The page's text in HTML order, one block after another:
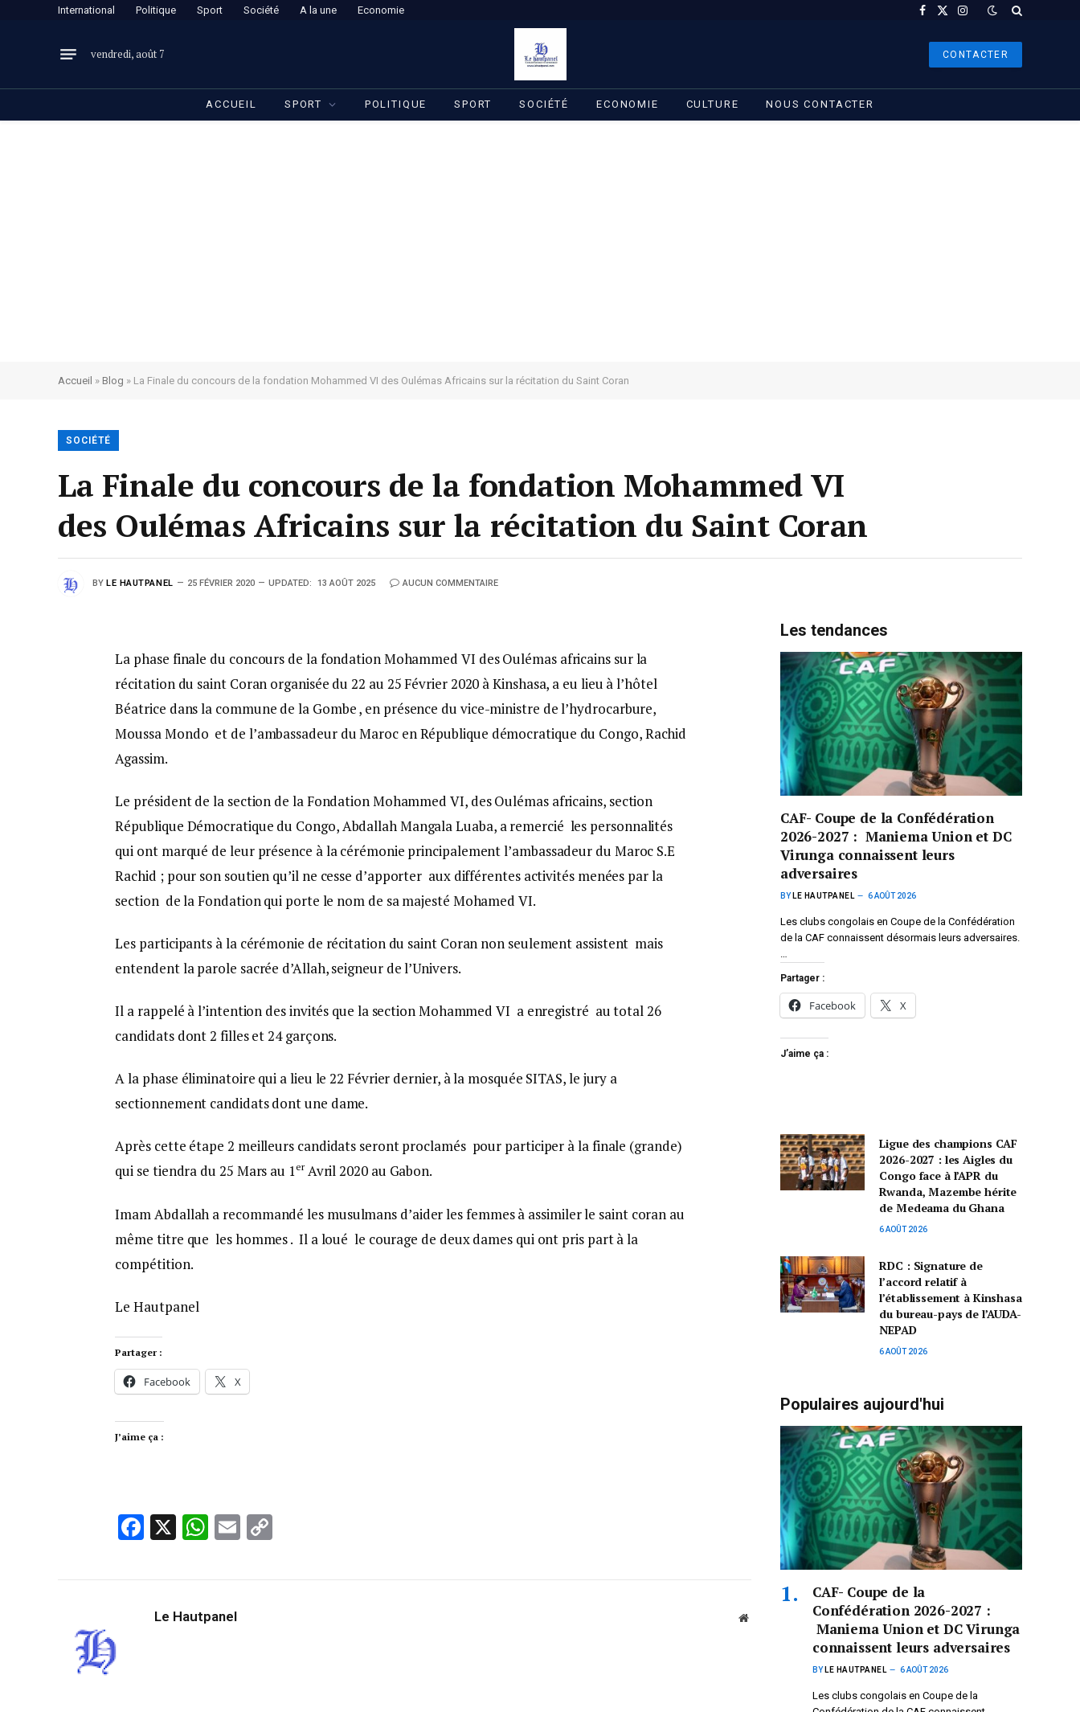
International Politique Sport Société A la une Economie Facebook
X
Instagram
vendredi, août 7 CONTACTER
ACCUEIL SPORT POLITIQUE SPORT SOCIÉTÉ ECONOMIE CULTURE NOUS CONTACTER
Accueil » Blog » La Finale du concours de la fondation Mohammed VI des Oulémas Africains sur la récitation du Saint Coran
SOCIÉTÉ
La Finale du concours de la fondation Mohammed VI
des Oulémas Africains sur la récitation du Saint Coran
BY LE HAUTPANEL 25 FÉVRIER 2020 UPDATED: 13 AOÛT 2025 AUCUN COMMENTAIRE
La phase finale du concours de la fondation Mohammed VI des Oulémas africains sur la
récitation du saint Coran organisée du 22 au 25 Février 2020 à Kinshasa, a eu lieu à l’hôtel
Béatrice dans la commune de la Gombe , en présence du vice-ministre de l’hydrocarbure,
Moussa Mondo et de l’ambassadeur du Maroc en République démocratique du Congo, Rachid
Agassim.
Le président de la section de la Fondation Mohammed VI, des Oulémas africains, section
République Démocratique du Congo, Abdallah Mangala Luaba, a remercié les personnalités
qui ont marqué de leur présence à la cérémonie principalement l’ambassadeur du Maroc S.E
Rachid ; pour son soutien qu’il ne cesse d’apporter aux différentes activités menées par la
section de la Fondation qui porte le nom de sa majesté Mohamed VI.
Les participants à la cérémonie de récitation du saint Coran non seulement assistent mais
entendent la parole sacrée d’Allah, seigneur de l’Univers.
Il a rappelé à l’intention des invités que la section Mohammed VI a enregistré au total 26
candidats dont 2 filles et 24 garçons.
A la phase éliminatoire qui a lieu le 22 Février dernier, à la mosquée SITAS, le jury a
sectionnement candidats dont une dame.
Après cette étape 2 meilleurs candidats seront proclamés pour participer à la finale (grande)
qui se tiendra du 25 Mars au 1erAvril 2020 au Gabon.
Imam Abdallah a recommandé les musulmans d’aider les femmes à assimiler le saint coran au
même titre que les hommes . Il a loué le courage de deux dames qui ont pris part à la
compétition.
Le Hautpanel
Partager :
Facebook X
J’aime ça :
Facebook
X WhatsApp
Email
Le Hautpanel Website
Les tendances
CAF- Coupe de la Confédération
2026-2027 : Maniema Union et DC
Virunga connaissent leurs
adversaires
BY LE HAUTPANEL 6 AOÛT 2026
Les clubs congolais en Coupe de la Confédération
de la CAF connaissent désormais leurs adversaires.
…
Partager :
Facebook X
J’aime ça :
Ligue des champions CAF
2026-2027 : les Aigles du
Congo face à l’APR du
Rwanda, Mazembe hérite
de Medeama du Ghana
6 AOÛT 2026
RDC : Signature de
l’accord relatif à
l’établissement à Kinshasa
du bureau-pays de l’AUDA-
NEPAD
6 AOÛT 2026
Populaires aujourd'hui
CAF- Coupe de la
Confédération 2026-2027 :
Maniema Union et DC Virunga
connaissent leurs adversaires
BY LE HAUTPANEL 6 AOÛT 2026
Les clubs congolais en Coupe de la